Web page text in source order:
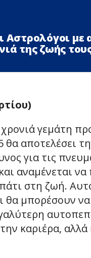
Αστρολόγοι με
της ζωής
χρονιά γεμάτη
θα
για τις
αναμένεται
στη ζωή.
θα μπορέσουν
καριέρα,